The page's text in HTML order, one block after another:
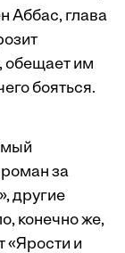
Аббас, глава
обещает им
бояться.
за
другие
конечно же,
«Ярости и